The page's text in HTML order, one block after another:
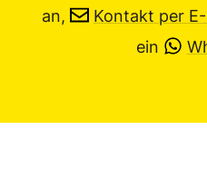
an,
Kontakt per
ein